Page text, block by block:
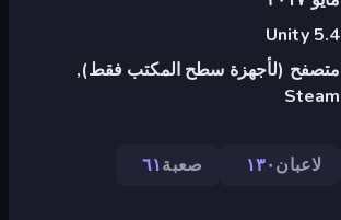
Unity 5.4
متصفح (لأجهزة سطح المكتب فقط),
Steam
لاعبان١٣٠ صعبة٦١